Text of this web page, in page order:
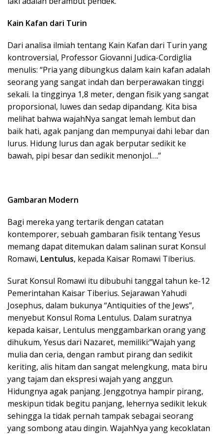
Kain Kafan dari Turin
Dari analisa ilmiah tentang Kain Kafan dari Turin yang
kontroversial, Professor Giovanni Judica-Cordiglia
menulis: “Pria yang dibungkus dalam kain kafan adalah
seorang yang sangat indah dan berperawakan tinggi
sekali. Ia tingginya 1,8 meter, dengan fisik yang sangat
proporsional, luwes dan sedap dipandang. Kita bisa
melihat bahwa wajahNya sangat lemah lembut dan
baik hati, agak panjang dan mempunyai dahi lebar dan
lurus. Hidung lurus dan agak berputar sedikit ke
bawah, pipi besar dan sedikit menonjol….”
Gambaran Modern
Bagi mereka yang tertarik dengan catatan
kontemporer, sebuah gambaran fisik tentang Yesus
memang dapat ditemukan dalam salinan surat Konsul
Romawi, Lentulus, kepada Kaisar Romawi Tiberius.
Surat Konsul Romawi itu dibubuhi tanggal tahun ke-12
Pemerintahan Kaisar Tiberius. Sejarawan Yahudi
Josephus, dalam bukunya “Antiquities of the Jews”,
menyebut Konsul Roma Lentulus. Dalam suratnya
kepada kaisar, Lentulus menggambarkan orang yang
dihukum, Yesus dari Nazaret, memiliki:”Wajah yang
mulia dan ceria, dengan rambut pirang dan sedikit
keriting, alis hitam dan sangat melengkung, mata biru
yang tajam dan ekspresi wajah yang anggun.
Hidungnya agak panjang. Jenggotnya hampir pirang,
meskipun tidak begitu panjang, lehernya sedikit lekuk
sehingga Ia tidak pernah tampak sebagai seorang
yang sombong atau dingin. WajahNya yang kecoklatan